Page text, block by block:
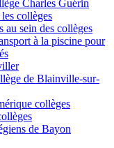
Charles Guérin
collèges
au sein des collèges
à la piscine pour
de Blainville-sur-
collèges
de Bayon